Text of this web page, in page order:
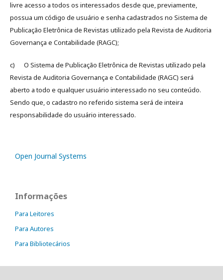
livre acesso a todos os interessados desde que, previamente,
possua um código de usuário e senha cadastrados no Sistema de
Publicação Eletrônica de Revistas utilizado pela Revista de Auditoria
Governança e Contabilidade (RAGC);
c) O Sistema de Publicação Eletrônica de Revistas utilizado pela
Revista de Auditoria Governança e Contabilidade (RAGC) será
aberto a todo e qualquer usuário interessado no seu conteúdo.
Sendo que, o cadastro no referido sistema será de inteira
responsabilidade do usuário interessado.
Open Journal Systems
Informações
Para Leitores
Para Autores
Para Bibliotecários